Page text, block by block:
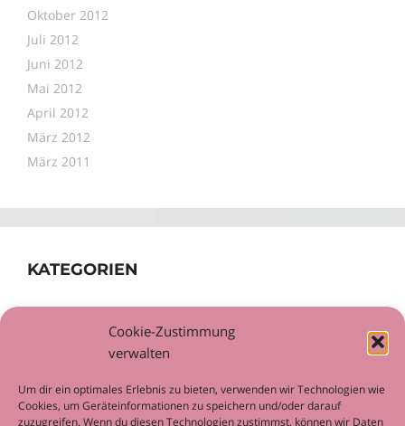
Cookie-Zustimmung
verwalten
Um dir ein optimales Erlebnis zu bieten, verwenden wir Technologien wie
Cookies, um Geräteinformationen zu speichern und/oder darauf
zuzugreifen. Wenn du diesen Technologien zustimmst, können wir Daten
Oktober 2012
Juli 2012
Juni 2012
Mai 2012
April 2012
März 2012
März 2011
KATEGORIEN